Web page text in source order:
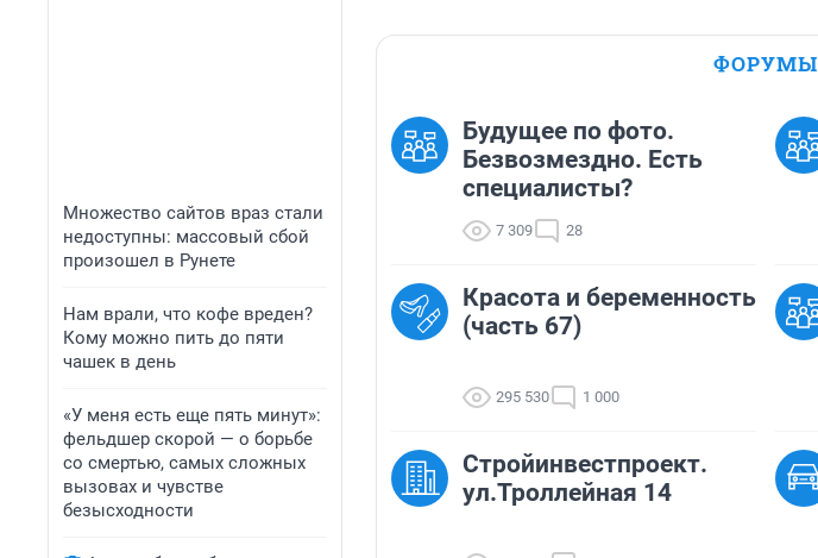
Множество сайтов враз стали
недоступны: массовый сбой
произошел в Рунете
Нам врали, что кофе вреден?
Кому можно пить до пяти
чашек в день
«У меня есть еще пять минут»:
фельдшер скорой — о борьбе
со смертью, самых сложных
вызовах и чувстве
безысходности
ФОРУМЫ
Будущее по фото.
Безвозмездно. Есть
специалисты?
7 309 28
Красота и беременность
(часть 67)
295 530 1 000
Стройинвестпроект.
ул.Троллейная 14